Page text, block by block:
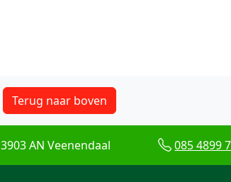
Terug naar boven
AN Veenendaal 085 4899